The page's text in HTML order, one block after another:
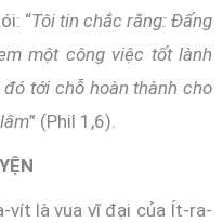
“Tôi tin chắc rằng: Đấng
một công việc tốt lành
tới chỗ hoàn thành cho
” (Phil 1,6).
vít là vua vĩ đại của Ít-ra-